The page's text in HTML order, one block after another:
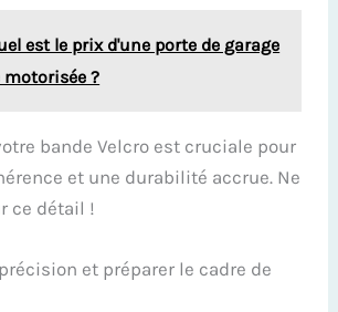
est le prix d'une porte de garage
?
bande Velcro est cruciale pour
et une durabilité accrue. Ne
ce détail !
et préparer le cadre de